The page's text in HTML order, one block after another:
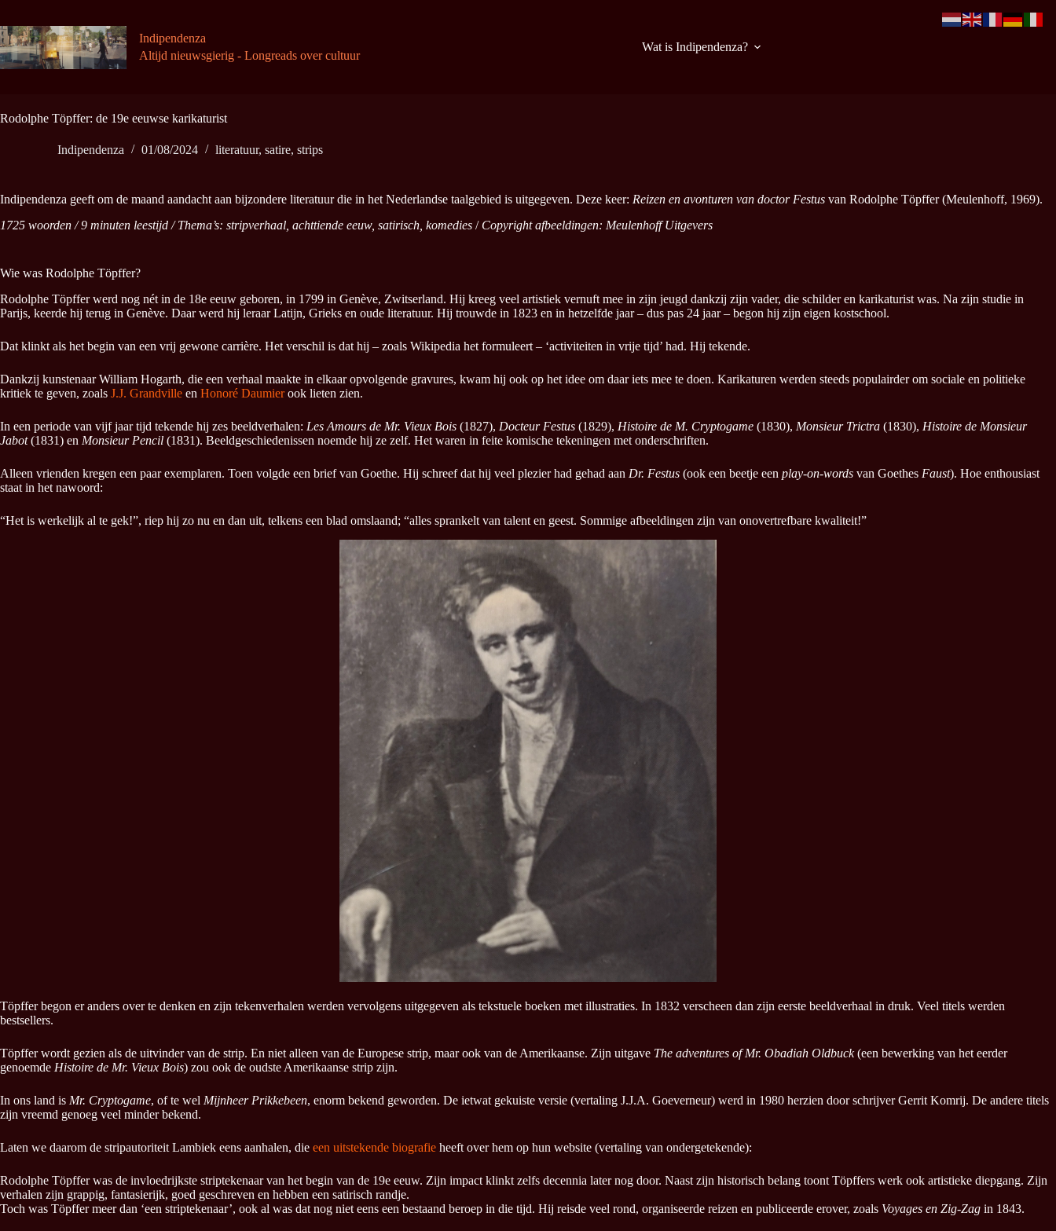
de
inhoud
Indipendenza
Altijd nieuwsgierig - Longreads over cultuur
Wat is Indipendenza?
Rodolphe Töpffer: de 19e eeuwse karikaturist
Indipendenza 01/08/2024 literatuur, satire, strips
Indipendenza geeft om de maand aandacht aan bijzondere literatuur die in het Nederlandse taalgebied is uitgegeven. Deze keer: Reizen en avonturen van doctor Festus van Rodolphe Töpffer (Meulenhoff, 1969).
1725 woorden / 9 minuten leestijd / Thema’s: stripverhaal, achttiende eeuw, satirisch, komedies /Copyright afbeeldingen: Meulenhoff Uitgevers
Wie was Rodolphe Töpffer?
Rodolphe Töpffer werd nog nét in de 18e eeuw geboren, in 1799 in Genève, Zwitserland. Hij kreeg veel artistiek vernuft mee in zijn jeugd dankzij zijn vader, die schilder en karikaturist was. Na zijn studie in
Parijs, keerde hij terug in Genève. Daar werd hij leraar Latijn, Grieks en oude literatuur. Hij trouwde in 1823 en in hetzelfde jaar – dus pas 24 jaar – begon hij zijn eigen kostschool.
Dat klinkt als het begin van een vrij gewone carrière. Het verschil is dat hij – zoals Wikipedia het formuleert – ‘activiteiten in vrije tijd’ had. Hij tekende.
Dankzij kunstenaar William Hogarth, die een verhaal maakte in elkaar opvolgende gravures, kwam hij ook op het idee om daar iets mee te doen. Karikaturen werden steeds populairder om sociale en politieke
kritiek te geven, zoals J.J. Grandville en Honoré Daumierook lieten zien.
In een periode van vijf jaar tijd tekende hij zes beeldverhalen: Les Amours de Mr. Vieux Bois (1827), Docteur Festus (1829), Histoire de M. Cryptogame (1830), Monsieur Trictra (1830), Histoire de Monsieur
Jabot(1831) en Monsieur Pencil (1831). Beeldgeschiedenissen noemde hij ze zelf. Het waren in feite komische tekeningen met onderschriften.
Alleen vrienden kregen een paar exemplaren. Toen volgde een brief van Goethe. Hij schreef dat hij veel plezier had gehad aan Dr. Festus (ook een beetje een play-on-words van Goethes Faust). Hoe enthousiast
staat in het nawoord:
“Het is werkelijk al te gek!”, riep hij zo nu en dan uit, telkens een blad omslaand; “alles sprankelt van talent en geest. Sommige afbeeldingen zijn van onovertrefbare kwaliteit!”
Töpffer begon er anders over te denken en zijn tekenverhalen werden vervolgens uitgegeven als tekstuele boeken met illustraties. In 1832 verscheen dan zijn eerste beeldverhaal in druk. Veel titels werden
bestsellers.
Töpffer wordt gezien als de uitvinder van de strip. En niet alleen van de Europese strip, maar ook van de Amerikaanse. Zijn uitgave The adventures of Mr. Obadiah Oldbuck(een bewerking van het eerder
genoemde Histoire de Mr. Vieux Bois) zou ook de oudste Amerikaanse strip zijn.
In ons land is Mr. Cryptogame, of te wel Mijnheer Prikkebeen, enorm bekend geworden. De ietwat gekuiste versie (vertaling J.J.A. Goeverneur) werd in 1980 herzien door schrijver Gerrit Komrij. De andere titels
zijn vreemd genoeg veel minder bekend.
Laten we daarom de stripautoriteit Lambiek eens aanhalen, die een uitstekende biografie heeft over hem op hun website (vertaling van ondergetekende):
Rodolphe Töpffer was de invloedrijkste striptekenaar van het begin van de 19e eeuw. Zijn impact klinkt zelfs decennia later nog door. Naast zijn historisch belang toont Töpffers werk ook artistieke diepgang. Zijn
verhalen zijn grappig, fantasierijk, goed geschreven en hebben een satirisch randje.
Toch was Töpffer meer dan ‘een striptekenaar’, ook al was dat nog niet eens een bestaand beroep in die tijd. Hij reisde veel rond, organiseerde reizen en publiceerde erover, zoals Voyages en Zig-Zag in 1843.